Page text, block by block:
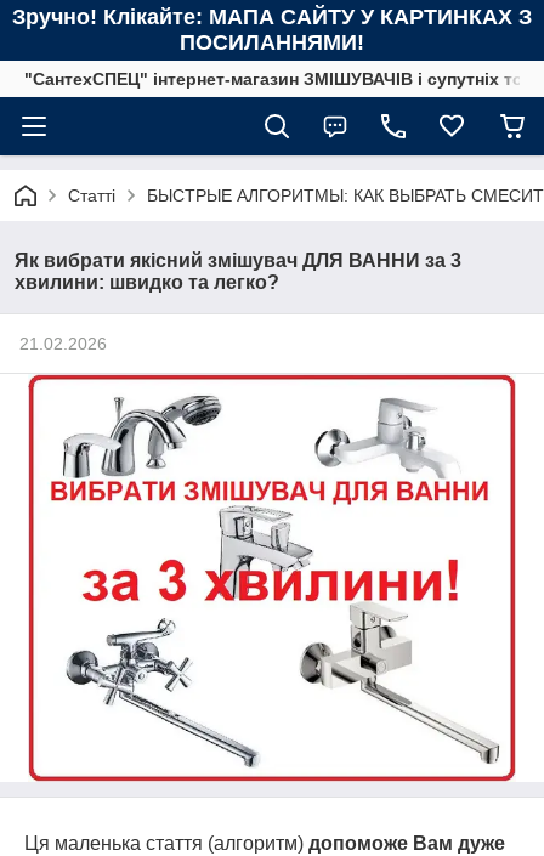
Зручно! Клікайте: МАПА САЙТУ У КАРТИНКАХ З
ПОСИЛАННЯМИ!
"СантехСПЕЦ" інтернет-магазин ЗМІШУВАЧІВ і супутніх
Статті БЫСТРЫЕ АЛГОРИТМЫ: КАК ВЫБРАТЬ
Як вибрати якісний змішувач ДЛЯ ВАННИ за 3
хвилини: швидко та легко?
21.02.2026
Ця маленька стаття (алгоритм) допоможе Вам дуже